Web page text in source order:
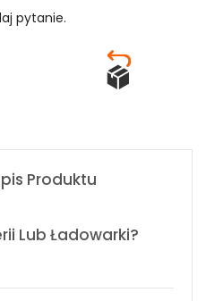
pytanie.
Produktu
Lub Ładowarki?